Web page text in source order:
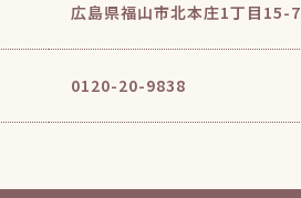
広島県福山市北本庄1丁目15-7
0120-20-9838